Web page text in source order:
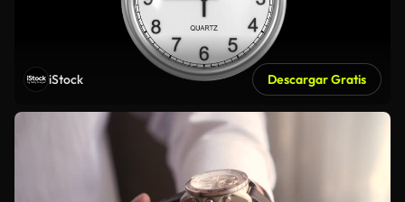
iStock Descargar Gratis